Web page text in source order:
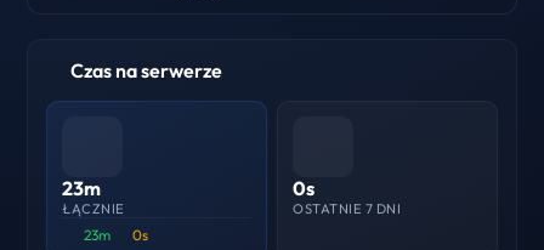
Czas na serwerze
23m
ŁĄCZNIE
23m 0s
0s
OSTATNIE 7 DNI